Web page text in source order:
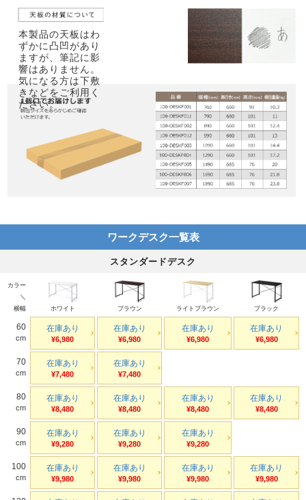
本製品の天板はわ
ずかに凸凹があり
ますが、筆記に影
響はありません。
気になる方は下敷
きなどをご利用く
ださい。
ワークデスク一覧表
スタンダードデスク
カラー
＼
横幅
ホワイト ブラウン ライトブラウン ブラック
60
cm
在庫あり
¥6,980
在庫あり
¥6,980
在庫あり
¥6,980
在庫あり
¥6,980
70
cm
在庫あり
¥7,480
在庫あり
¥7,480
80
cm
在庫あり
¥8,480
在庫あり
¥8,480
在庫あり
¥8,480
在庫あり
¥8,480
90
cm
在庫あり
¥9,280
在庫あり
¥9,280
在庫あり
¥9,280
100
cm
在庫あり
¥9,980
在庫あり
¥9,980
在庫あり
¥9,980
在庫あり
¥9,980